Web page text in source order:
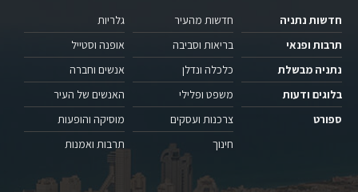
חדשות נתניה
תרבות ופנאי
נתניה מבשלת
בלוגים ודעות
ספורט
חדשות מהעיר
בריאות וסביבה
כלכלה ונדלן
משפט ופלילי
צרכנות ועסקים
חינוך
גלריות
אופנה וסטייל
אנשים וחברה
האנשים של העיר
מוסיקה והופעות
תרבות ואמנות